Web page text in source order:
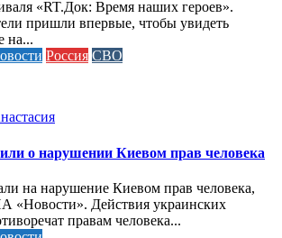
«RT.Док: Время наших героев».
пришли впервые, чтобы увидеть
на...
Россия СВО
о нарушении Киевом прав человека
на нарушение Киевом прав человека,
«Новости». Действия украинских
правам человека...